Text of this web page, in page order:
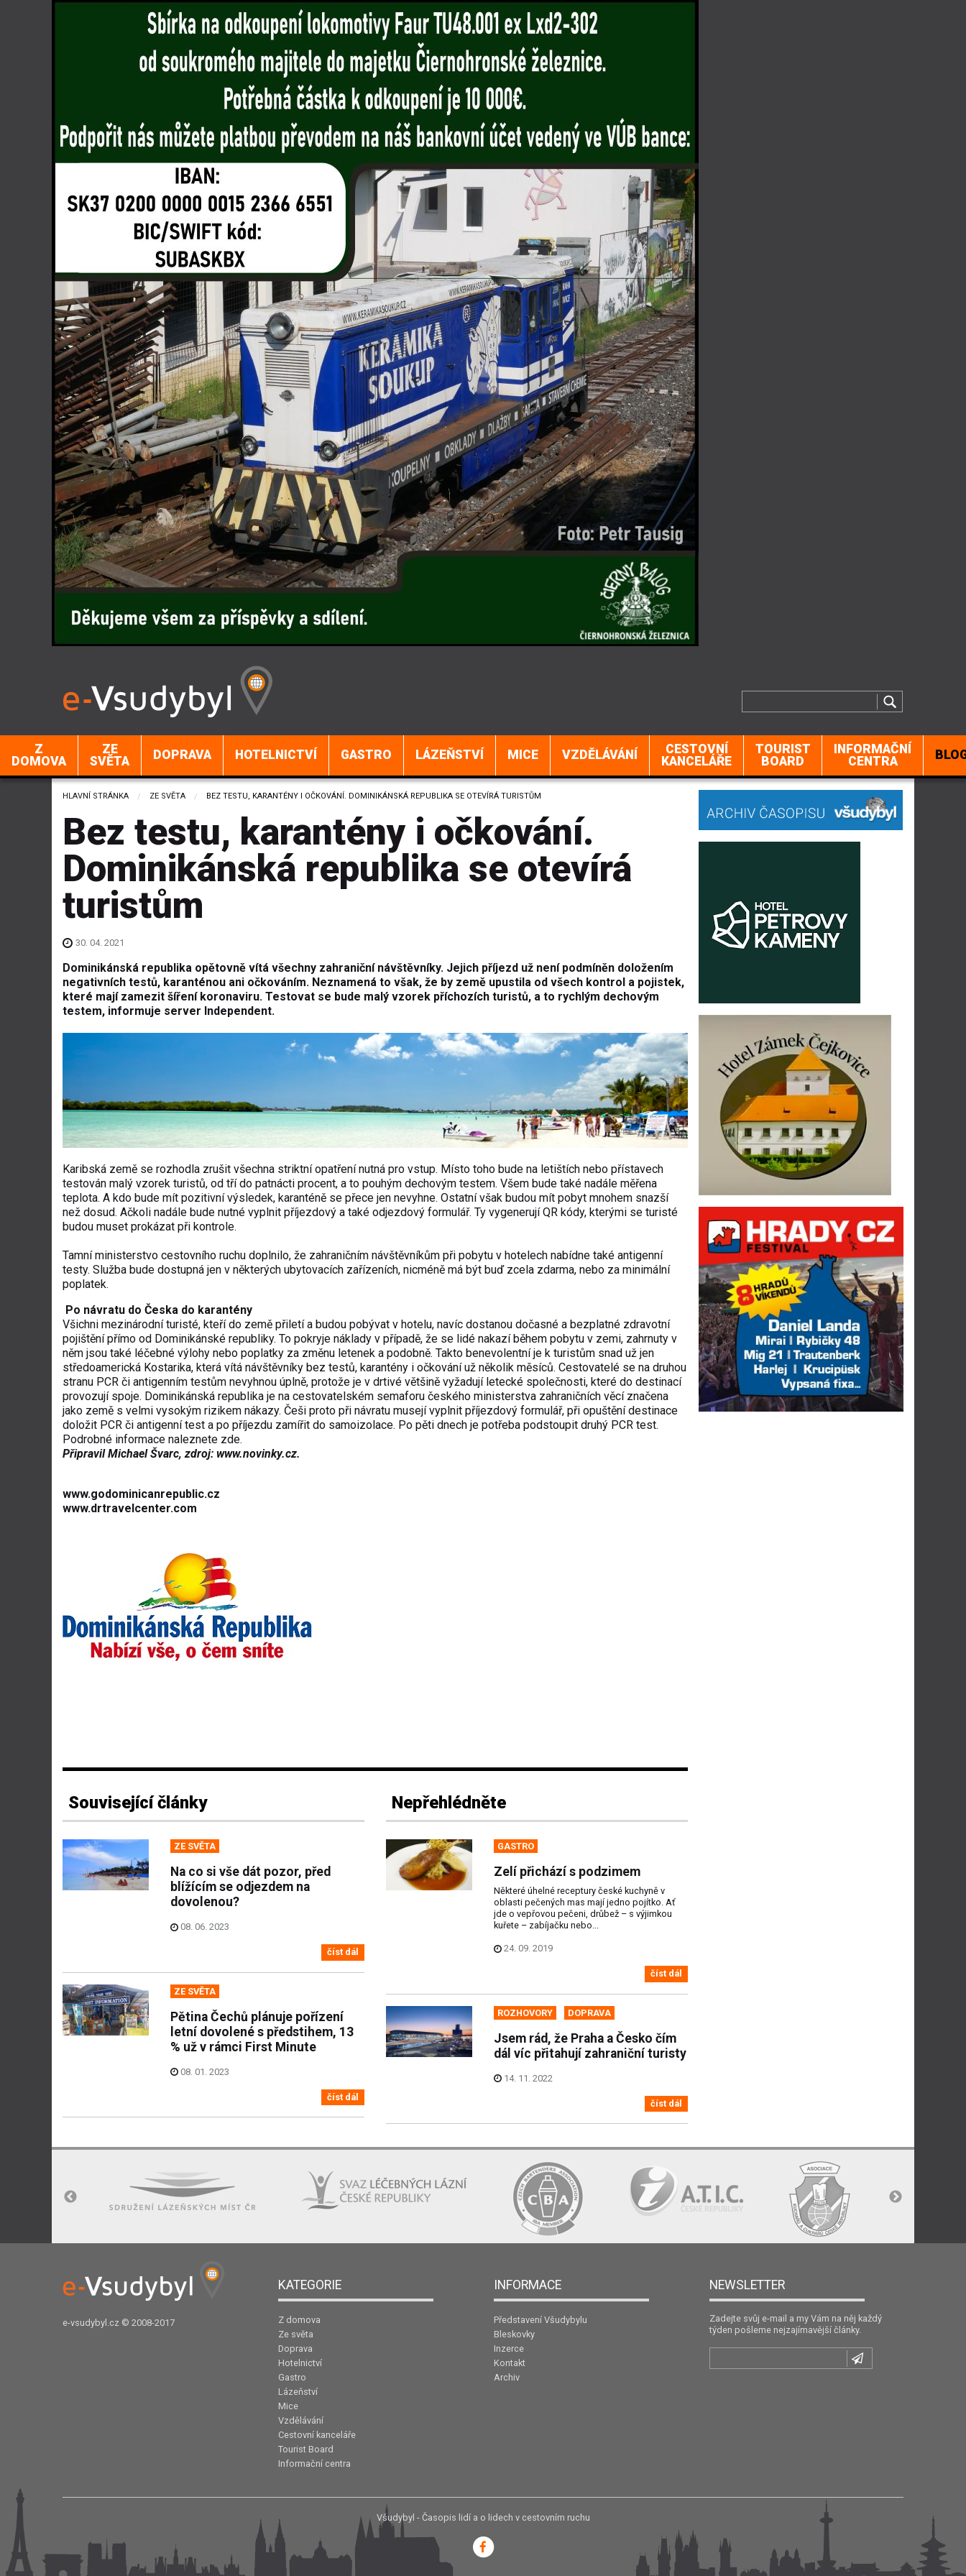
Z
DOMOVA
ZE
SVĚTA
DOPRAVA HOTELNICTVÍ GASTRO LÁZEŇSTVÍ MICE VZDĚLÁVÁNÍ
CESTOVNÍ
KANCELÁŘE
TOURIST
BOARD
INFORMAČNÍ
CENTRA
HLAVNÍ STRÁNKA ZE SVĚTA CURRENT:
BEZ TESTU, KARANTÉNY I OČKOVÁNÍ. DOMINIKÁNSKÁ REPUBLIKA SE OTEVÍRÁ TURISTŮM
Bez testu, karantény i očkování.
Dominikánská republika se otevírá
turistům
30. 04. 2021
Dominikánská republika opětovně vítá všechny zahraniční návštěvníky. Jejich příjezd už není podmíněn doložením
negativních testů, karanténou ani očkováním. Neznamená to však, že by země upustila od všech kontrol a pojistek,
které mají zamezit šíření koronaviru. Testovat se bude malý vzorek příchozích turistů, a to rychlým dechovým
testem, informuje server Independent.
Karibská země se rozhodla zrušit všechna striktní opatření nutná pro vstup. Místo toho bude na letištích nebo přístavech
testován malý vzorek turistů, od tří do patnácti procent, a to pouhým dechovým testem. Všem bude také nadále měřena
teplota. A kdo bude mít pozitivní výsledek, karanténě se přece jen nevyhne. Ostatní však budou mít pobyt mnohem snazší
než dosud. Ačkoli nadále bude nutné vyplnit příjezdový a také odjezdový formulář. Ty vygenerují QR kódy, kterými se turisté
budou muset prokázat při kontrole.
Tamní ministerstvo cestovního ruchu doplnilo, že zahraničním návštěvníkům při pobytu v hotelech nabídne také antigenní
testy. Služba bude dostupná jen v některých ubytovacích zařízeních, nicméně má být buď zcela zdarma, nebo za minimální
poplatek.
Po návratu do Česka do karantény
Všichni mezinárodní turisté, kteří do země přiletí a budou pobývat v hotelu, navíc dostanou dočasné a bezplatné zdravotní
pojištění přímo od Dominikánské republiky. To pokryje náklady v případě, že se lidé nakazí během pobytu v zemi, zahrnuty v
něm jsou také léčebné výlohy nebo poplatky za změnu letenek a podobně. Takto benevolentní je k turistům snad už jen
středoamerická Kostarika, která vítá návštěvníky bez testů, karantény i očkování už několik měsíců. Cestovatelé se na druhou
stranu PCR či antigenním testům nevyhnou úplně, protože je v drtivé většině vyžadují letecké společnosti, které do destinací
provozují spoje. Dominikánská republika je na cestovatelském semaforu českého ministerstva zahraničních věcí značena
jako země s velmi vysokým rizikem nákazy. Češi proto při návratu musejí vyplnit příjezdový formulář, při opuštění destinace
doložit PCR či antigenní test a po příjezdu zamířit do samoizolace. Po pěti dnech je potřeba podstoupit druhý PCR test.
Podrobné informace naleznete zde.
Připravil Michael Švarc, zdroj: www.novinky.cz.
www.godominicanrepublic.cz
www.drtravelcenter.com
Související články
ZE SVĚTA
Na co si vše dát pozor, před
blížícím se odjezdem na
dovolenou?
08. 06. 2023
číst dál
ZE SVĚTA
Pětina Čechů plánuje pořízení
letní dovolené s předstihem, 13
% už v rámci First Minute
08. 01. 2023
číst dál
Nepřehlédněte
GASTRO
Zelí přichází s podzimem
Některé úhelné receptury české kuchyně v
oblasti pečených mas mají jedno pojítko. Ať
jde o vepřovou pečeni, drůbež – s výjimkou
kuřete – zabíjačku nebo...
24. 09. 2019
číst dál
ROZHOVORY DOPRAVA
Jsem rád, že Praha a Česko čím
dál víc přitahují zahraniční turisty
14. 11. 2022
číst dál
e-vsudybyl.cz © 2008-2017
KATEGORIE
Z domova
Ze světa
Doprava
Hotelnictví
Gastro
Lázeňství
Mice
Vzdělávání
Cestovní kanceláře
Tourist Board
Informační centra
INFORMACE
Představení Všudybylu
Bleskovky
Inzerce
Kontakt
Archiv
NEWSLETTER
Zadejte svůj e-mail a my Vám na něj každý
týden pošleme nejzajímavější články.
Všudybyl - Časopis lidí a o lidech v cestovním ruchu